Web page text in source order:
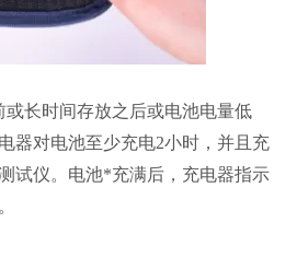
长时间存放之后或电池电量低
器对电池至少充电2小时，并且充
试仪。电池*充满后，充电器指示